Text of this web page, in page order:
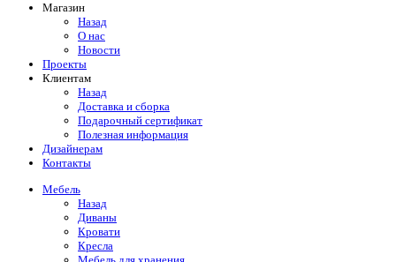
Магазин
Назад
О нас
Новости
Проекты
Клиентам
Назад
Доставка и сборка
Подарочный сертификат
Полезная информация
Дизайнерам
Контакты
Мебель
Назад
Диваны
Кровати
Кресла